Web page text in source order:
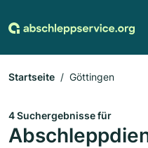
Startseite Göttingen
4 Suchergebnisse für